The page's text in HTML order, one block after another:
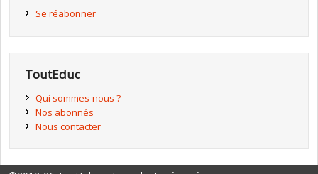
Se réabonner
ToutEduc
Qui sommes-nous ?
Nos abonnés
Nous contacter